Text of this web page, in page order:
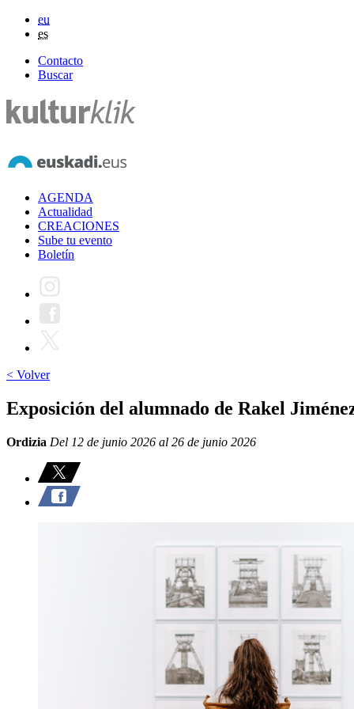
eu
es
Contacto
Buscar
AGENDA
Actualidad
CREACIONES
Sube tu evento
Boletín
< Volver
Exposición del alumnado de Rakel
Ordizia Del 12 de junio 2026 al 26 de junio 2026